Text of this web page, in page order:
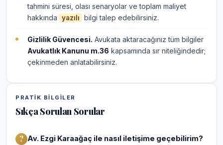
tahmini süresi, olası senaryolar ve toplam maliyet
hakkında
yazılı bilgi talep edebilirsiniz.
Gizlilik Güvencesi. Avukata aktaracağınız tüm bilgiler
Avukatlık Kanunu m.36 kapsamında sır niteliğindedir;
çekinmeden anlatabilirsiniz.
PRATIK BILGILER
Sıkça Sorulan Sorular
Av. Ezgi Karaağaç ile nasıl iletişime geçebilirim?